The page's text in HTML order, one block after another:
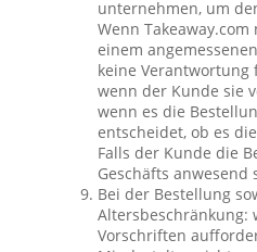
unternehmen, um
Wenn
einem
keine
wenn der Kunde sie
wenn es die
entscheidet, ob es
Falls der Kunde die
Geschäfts anwesend
Bei der Bestellung
Altersbeschränkung:
Vorschriften